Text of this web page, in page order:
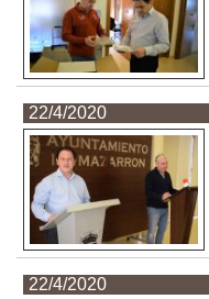
22/4/2020
22/4/2020